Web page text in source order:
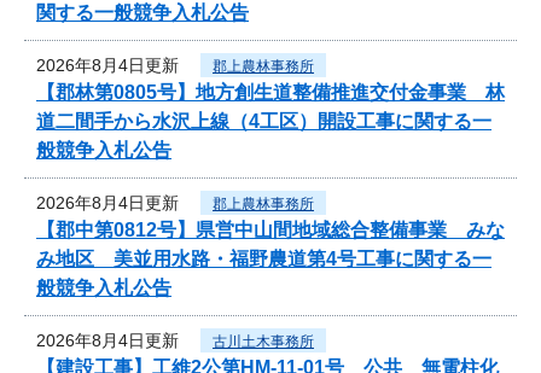
関する一般競争入札公告
2026年8月4日更新 郡上農林事務所
【郡林第0805号】地方創生道整備推進交付金事業 林
道二間手から水沢上線（4工区）開設工事に関する一
般競争入札公告
2026年8月4日更新 郡上農林事務所
【郡中第0812号】県営中山間地域総合整備事業 みな
み地区 美並用水路・福野農道第4号工事に関する一
般競争入札公告
2026年8月4日更新 古川土木事務所
【建設工事】工維2公第HM-11-01号 公共 無電柱化